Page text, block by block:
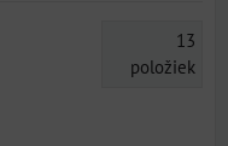
13
položiek